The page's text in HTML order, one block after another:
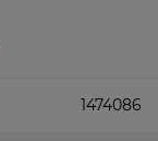
1474086